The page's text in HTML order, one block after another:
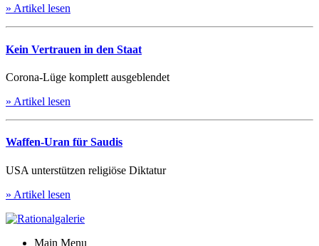
» Artikel lesen
Kein Vertrauen in den Staat
Corona-Lüge komplett ausgeblendet
» Artikel lesen
Waffen-Uran für Saudis
USA unterstützen religiöse Diktatur
» Artikel lesen
Main Menu